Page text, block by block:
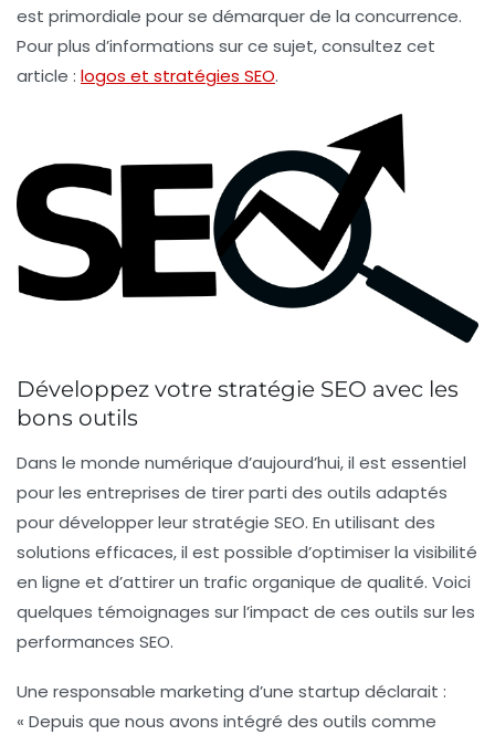
est primordiale pour se démarquer de la concurrence.
Pour plus d’informations sur ce sujet, consultez cet
article : logos et stratégies SEO.
Développez votre stratégie SEO avec les
bons outils
Dans le monde numérique d’aujourd’hui, il est essentiel
pour les entreprises de tirer parti des outils adaptés
pour développer leurstratégie SEO. En utilisant des
solutions efficaces, il est possible d’optimiser la visibilité
en ligne et d’attirer un trafic organique de qualité. Voici
quelques témoignages sur l’impact de ces outils sur les
performances SEO.
Une responsable marketing d’une startup déclarait :
« Depuis que nous avons intégré des outils comme